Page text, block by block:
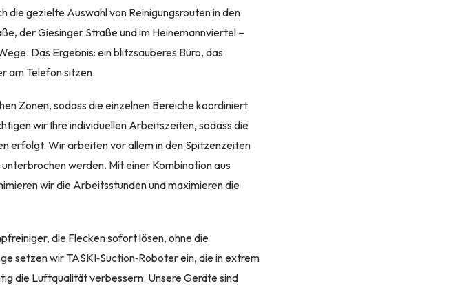
die gezielte Auswahl von Reinigungsrouten in den
der Giesinger Straße und im Heinemannviertel –
Das Ergebnis: ein blitzsauberes Büro, das
am Telefon sitzen.
Zonen, sodass die einzelnen Bereiche koordiniert
wir Ihre individuellen Arbeitszeiten, sodass die
erfolgt. Wir arbeiten vor allem in den Spitzenzeiten
werden. Mit einer Kombination aus
wir die Arbeitsstunden und maximieren die
die Flecken sofort lösen, ohne die
setzen wir TASKI‑Suction‑Roboter ein, die in extrem
die Luftqualität verbessern. Unsere Geräte sind